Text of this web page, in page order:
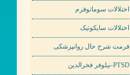
اختلالات سوماتوفرم
اختلالات سایکوتیک
فرمت شرح حال روانپزشکی
PTSD-نیلوفر فخرالدین